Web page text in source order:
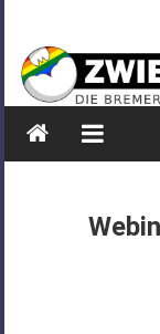
springen
BREMEN
DIE
PSYCHOSOZIALE